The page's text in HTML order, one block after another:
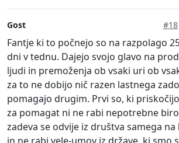
Gost #18
Fantje ki to počnejo so na razpolago
dni v tednu. Dajejo svojo glavo na
ljudi in premoženja ob vsaki uri ob
za to ne dobijo nič razen lastnega
pomagajo drugim. Prvi so, ki
za pomagat ni ne rabi nepotrebne
zadeva se odvije iz društva samega
in ne rabi vele-umov iz države, ki smo